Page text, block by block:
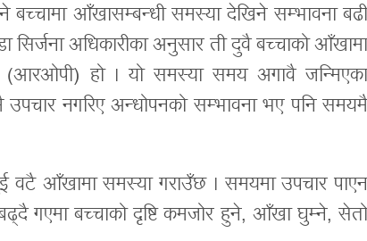
बच्चामा आँखासम्बन्धी समस्या देखिने सम्भावना बढी
सिर्जना अधिकारीका अनुसार ती दुवै बच्चाको आँखामा
(आरओपी) हो । यो समस्या समय अगावै जन्मिएका
नगरिए अन्धोपनको सम्भावना भए पनि समयमै
वटै आँखामा समस्या गराउँछ । समयमा उपचार पाएन
गएमा बच्चाको दृष्टि कमजोर हुने, आँखा घुम्ने, सेतो